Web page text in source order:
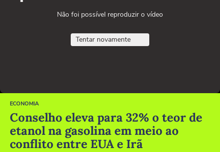
Não foi possível reproduzir o vídeo
Tentar novamente
ECONOMIA
Conselho eleva para 32% o teor de
etanol na gasolina em meio ao
conflito entre EUA e Irã